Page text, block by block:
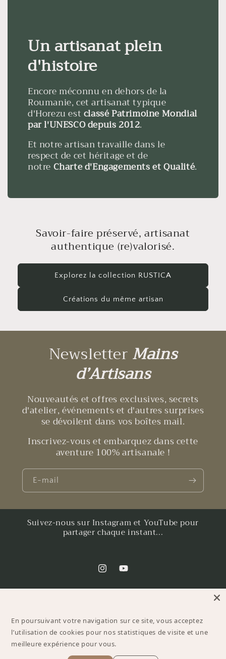
Un artisanat plein
d'histoire
Encore méconnu en dehors de la
Roumanie, cet artisanat typique
d'Horezu est classé Patrimoine Mondial
par l'UNESCO depuis 2012.
Et notre artisan travaille dans le
respect de cet héritage et de
notre Charte d'Engagements et Qualité.
Savoir-faire préservé, artisanat
authentique (re)valorisé.
Explorez la collection RUSTICA
Créations du même artisan
NewsletterMains
d’Artisans
Nouveautés et offres exclusives, secrets
d'atelier, événements et d'autres surprises
se dévoilent dans vos boîtes mail.
Inscrivez-vous et embarquez dans cette
aventure 100% artisanale !
E-mail
Suivez-nous sur Instagram et YouTube pour
partager chaque instant...
InstagramYouTube
de
paiement
A L'EST DE PARIS
En poursuivant votre navigation sur ce site, vous acceptez
l’utilisation de cookies pour nos statistiques de visite et une
meilleure expérience pour vous.